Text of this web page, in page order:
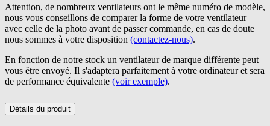
Attention, de nombreux ventilateurs ont le même numéro de modèle,
nous vous conseillons de comparer la forme de votre ventilateur
avec celle de la photo avant de passer commande, en cas de doute
nous sommes à votre disposition (contactez-nous).
En fonction de notre stock un ventilateur de marque différente peut
vous être envoyé. Il s'adaptera parfaitement à votre ordinateur et sera
de performance équivalente (voir exemple).
Détails du produit